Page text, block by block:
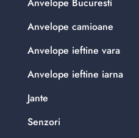
Anvelope Bucuresti
Anvelope camioane
Anvelope ieftine vara
Anvelope ieftine iarna
Jante
Senzori